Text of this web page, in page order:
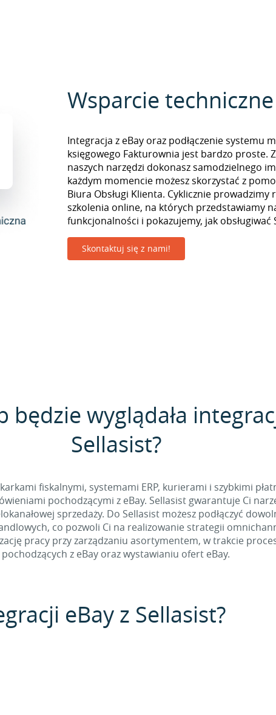
Wsparcie techniczne
Integracja z eBay oraz podłączenie systemu
księgowego Fakturownia jest bardzo proste.
naszych narzędzi dokonasz samodzielnego
każdym momencie możesz skorzystać z
Biura Obsługi Klienta. Cyklicznie prowadzimy
szkolenia online, na których przedstawiamy
funkcjonalności i pokazujemy, jak obsługiwać
Skontaktuj się z nami!
będzie wyglądała
Sellasist?
fiskalnymi, systemami ERP, kurierami i szybkimi
pochodzącymi z eBay. Sellasist gwarantuje Ci
sprzedaży. Do Sellasist możesz podłączyć
co pozwoli Ci na realizowanie strategii
pracy przy zarządzaniu asortymentem, w trakcie
pochodzących z eBay oraz wystawianiu ofert eBay.
eBay z Sellasist?